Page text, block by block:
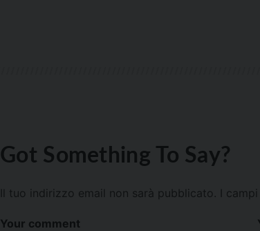
Got Something To Say?
Il tuo indirizzo email non sarà pubblicato. I
Your comment